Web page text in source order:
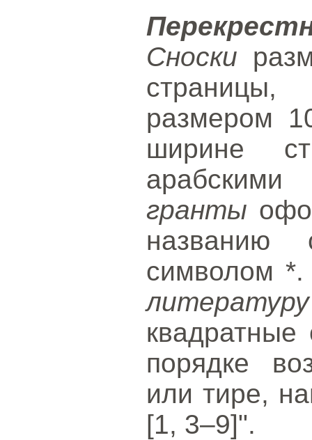
Сноски
размером
ширине
гранты
названию
символом
литературу
квадратные
порядке
или тире,
[1, 3–9]".